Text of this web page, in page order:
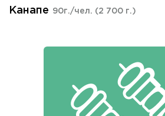
Канапе 90г./чел. (2 700 г.)